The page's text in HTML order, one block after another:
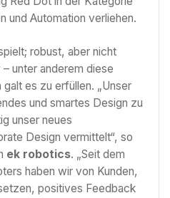
und Automation verliehen.
robust, aber nicht
unter anderem diese
es zu erfüllen. „Unser
und smartes Design zu
unser neues
Design vermittelt“, so
ek robotics. „Seit dem
haben wir von Kunden,
positives Feedback